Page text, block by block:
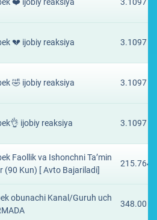
💔 ijobiy reaksiya 3.1097 ₽
🤣 ijobiy reaksiya 3.1097 ₽
ijobiy reaksiya 3.1097 ₽
Faollik va Ishonchni Ta’min
(90 Kun) [ Avto Bajariladi]
obunachi Kanal/Guruh uch
348.00 ₽